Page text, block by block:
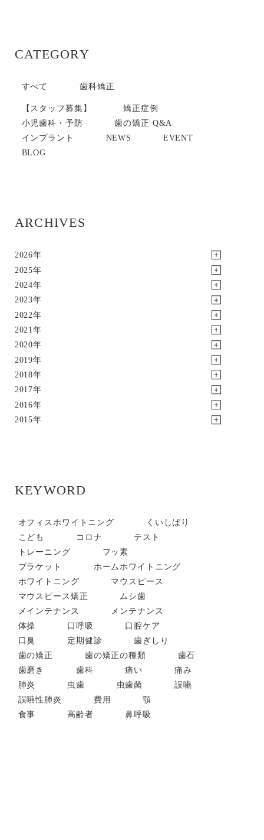
CATEGORY
すべて 歯科矯正
【スタッフ募集】
矯正症例
小児歯科・予防
歯の矯正 Q&A
インプラント
NEWS
EVENT
BLOG
ARCHIVES
2026年
2025年
2024年
2023年
2022年
2021年
2020年
2019年
2018年
2017年
2016年
2015年
KEYWORD
オフィスホワイトニング
くいしばり
こども
コロナ
テスト
トレーニング
フッ素
ブラケット
ホームホワイトニング
ホワイトニング
マウスピース
マウスピース矯正
ムシ歯
メインテナンス
メンテナンス
体操
口呼吸
口腔ケア
口臭
定期健診
歯ぎしり
歯の矯正
歯の矯正の種類
歯石
歯磨き
歯科 痛い
痛み
肺炎
虫歯 虫歯菌
誤嚥
誤嚥性肺炎
費用
顎
食事
高齢者 鼻呼吸